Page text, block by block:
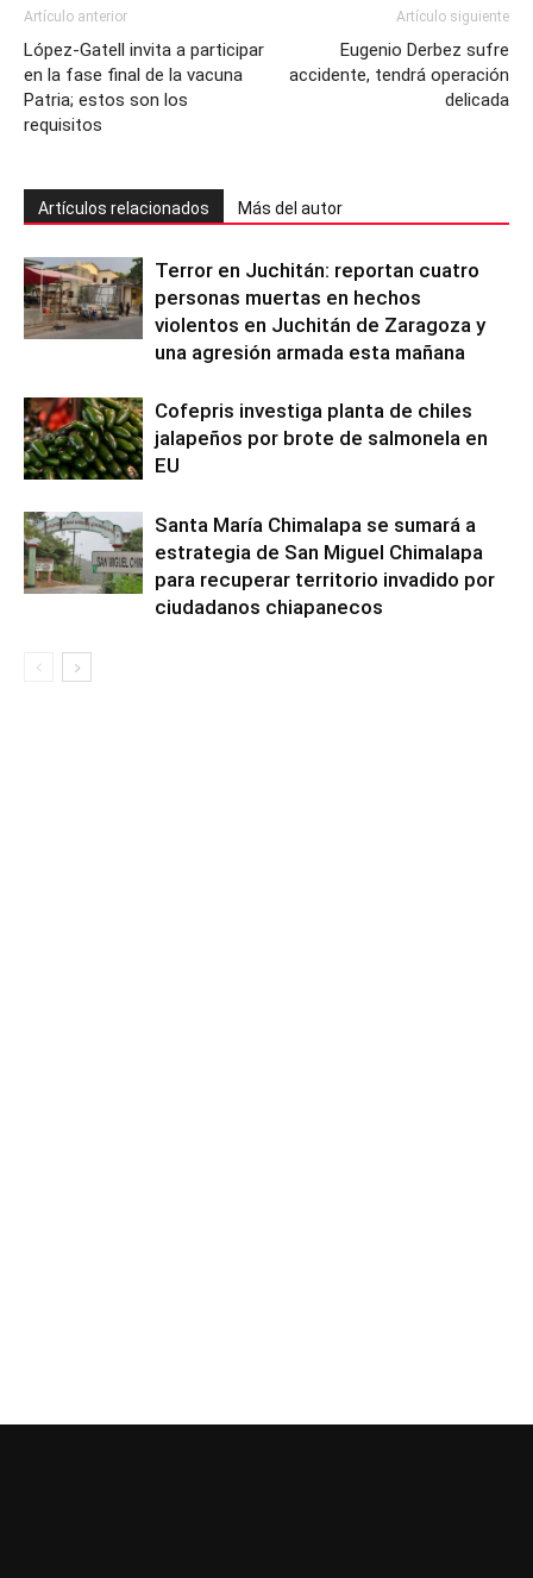
Artículo anterior
López-Gatell invita a participar
en la fase final de la vacuna
Patria; estos son los
requisitos
Artículo siguiente
Eugenio Derbez sufre
accidente, tendrá operación
delicada
Artículos relacionados Más del autor
Terror en Juchitán: reportan cuatro
personas muertas en hechos
violentos en Juchitán de Zaragoza y
una agresión armada esta mañana
Cofepris investiga planta de chiles
jalapeños por brote de salmonela en
EU
Santa María Chimalapa se sumará a
estrategia de San Miguel Chimalapa
para recuperar territorio invadido por
ciudadanos chiapanecos